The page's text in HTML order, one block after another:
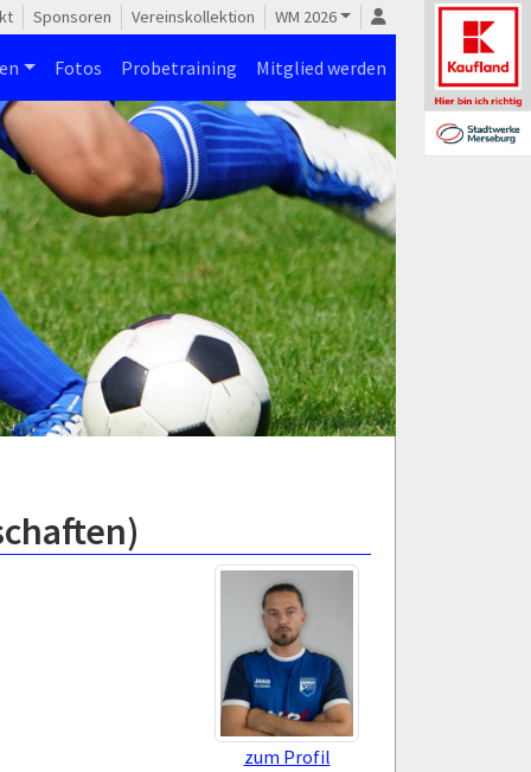
Sponsoren Vereinskollektion WM 2026
Fotos Probetraining Mitglied werden
zum Profil